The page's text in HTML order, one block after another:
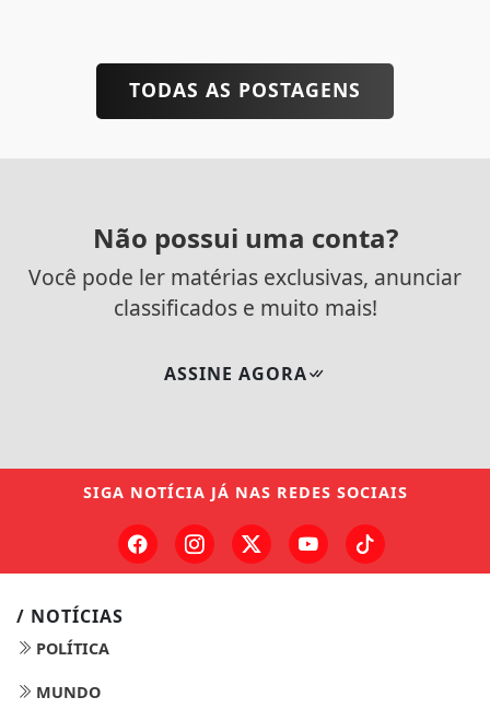
TODAS AS POSTAGENS
Não possui uma conta?
Você pode ler matérias exclusivas, anunciar
classificados e muito mais!
ASSINE AGORA
SIGA NOTÍCIA JÁ NAS REDES SOCIAIS
/ NOTÍCIAS
POLÍTICA
MUNDO